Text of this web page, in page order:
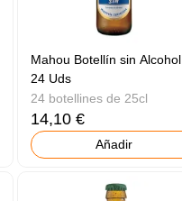
Mahou Botellín sin Alcohol
24 Uds
24 botellines de 25cl
14,10 €
Añadir